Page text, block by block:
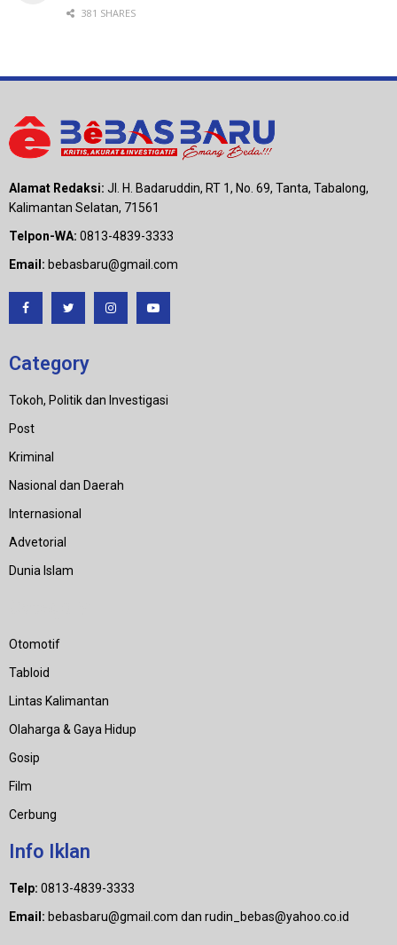
381 SHARES
Alamat Redaksi: Jl. H. Badaruddin, RT 1, No. 69, Tanta, Tabalong,
Kalimantan Selatan, 71561
Telpon-WA: 0813-4839-3333
Email: bebasbaru@gmail.com
Category
Tokoh, Politik dan Investigasi
Post
Kriminal
Nasional dan Daerah
Internasional
Advetorial
Dunia Islam
Otomotif
Tabloid
Lintas Kalimantan
Olaharga & Gaya Hidup
Gosip
Film
Cerbung
Info Iklan
Telp: 0813-4839-3333
Email: bebasbaru@gmail.com dan rudin_bebas@yahoo.co.id